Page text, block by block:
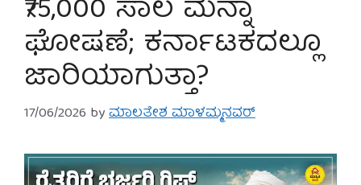
₹75,000 ಸಾಲ ಮನ್ನಾ
ಘೋಷಣೆ; ಕರ್ನಾಟಕದಲ್ಲೂ
ಜಾರಿಯಾಗುತ್ತಾ?
17/06/2026 byಮಾಲತೇಶ ಮಾಳಮ್ಮನವರ್